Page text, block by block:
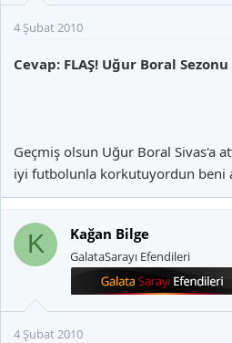
4 Şubat 2010
Cevap: FLAŞ! Uğur Boral
Geçmiş olsun Uğur Boral Sivas'a
iyi futbolunla korkutuyordun beni
K Kağan Bilge
GalataSarayı Efendileri
4 Şubat 2010